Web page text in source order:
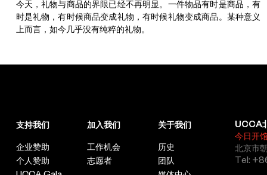
今天，礼物与商品的界限已经不再明显。一件物品有时是商品，有
时是礼物，有时候商品变成礼物，有时候礼物变成商品。某种意义
上而言，如今几乎没有纯粹的礼物。
支持我们
企业赞助
个人赞助
加入我们
工作机会
志愿者
关于我们
历史
团队
UCCA
今日开
北京市
Tel: